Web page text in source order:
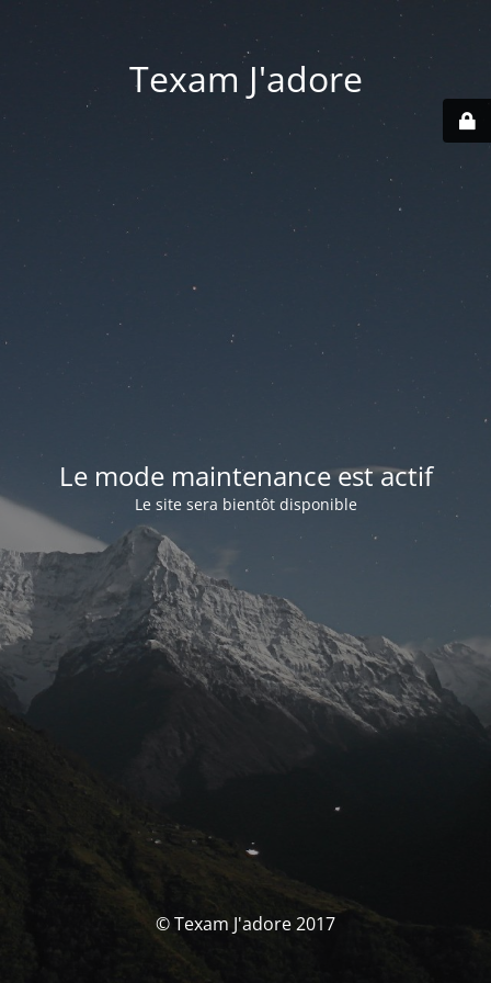
Texam J'adore
Le mode maintenance est actif
Le site sera bientôt disponible
© Texam J'adore 2017